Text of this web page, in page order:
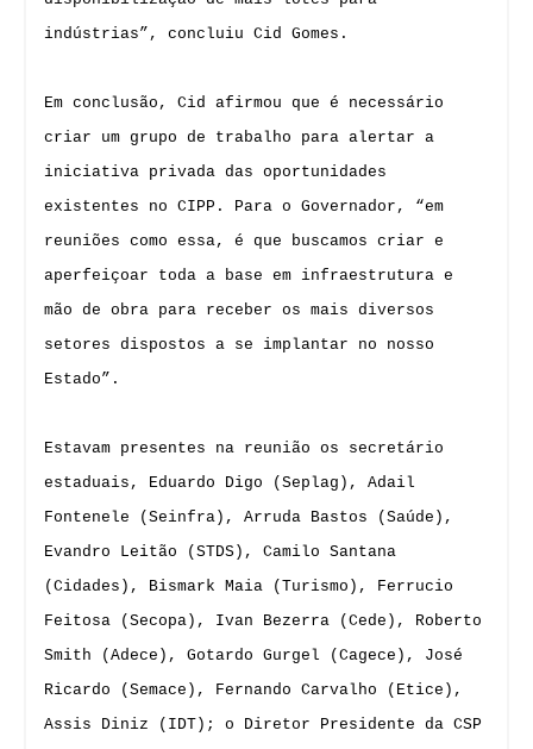
indústrias”, concluiu Cid Gomes.
Em conclusão, Cid afirmou que é necessário
criar um grupo de trabalho para alertar a
iniciativa privada das oportunidades
existentes no CIPP. Para o Governador, “em
reuniões como essa, é que buscamos criar e
aperfeiçoar toda a base em infraestrutura e
mão de obra para receber os mais diversos
setores dispostos a se implantar no nosso
Estado”.
Estavam presentes na reunião os secretário
estaduais, Eduardo Digo (Seplag), Adail
Fontenele (Seinfra), Arruda Bastos (Saúde),
Evandro Leitão (STDS), Camilo Santana
(Cidades), Bismark Maia (Turismo), Ferrucio
Feitosa (Secopa), Ivan Bezerra (Cede), Roberto
Smith (Adece), Gotardo Gurgel (Cagece), José
Ricardo (Semace), Fernando Carvalho (Etice),
Assis Diniz (IDT); o Diretor Presidente da CSP